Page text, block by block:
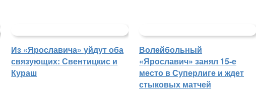
Из «Ярославича» уйдут оба
связующих: Свентицкис и
Кураш
Волейбольный
«Ярославич» занял 15-е
место в Суперлиге и ждет
стыковых матчей